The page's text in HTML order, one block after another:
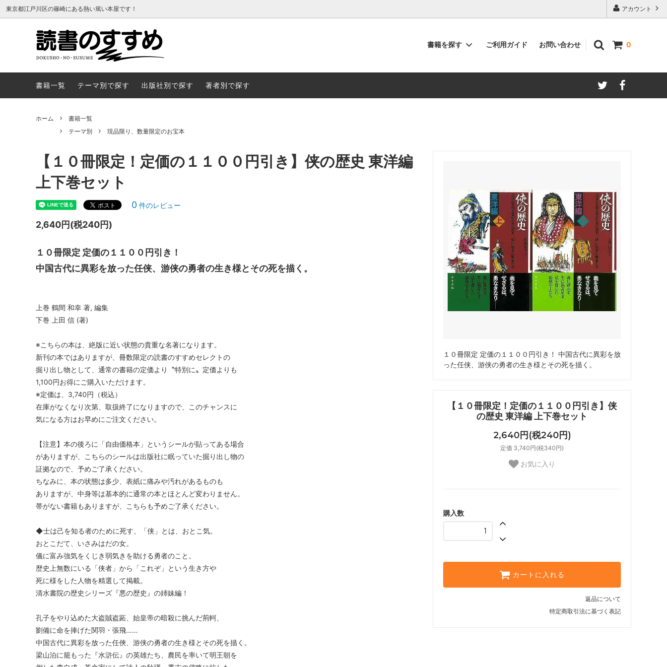
アカウント
東京都江戸川区の篠崎にある熱い篤い本屋です！
0
書籍を探す ご利用ガイド お問い合わせ
書籍一覧 テーマ別で探す 出版社別で探す 著者別で探す
ホーム
書籍一覧
テーマ別
現品限り、数量限定のお宝本
１０冊限定 定価の１１００円引き！ 中国古代に異彩を放
った任侠、游侠の勇者の生き様とその死を描く。
【１０冊限定！定価の１１００円引き】侠
の歴史 東洋編 上下巻セット
2,640円(税240円)
定価 3,740円(税340円)
お気に入り
購入数
カートに入れる
返品について
特定商取引法に基づく表記
【１０冊限定！定価の１１００円引き】侠の歴史 東洋編
上下巻セット
0 件のレビュー
2,640円(税240円)
１０冊限定 定価の１１００円引き！
中国古代に異彩を放った任侠、游侠の勇者の生き様とその死を描く。
上巻 鶴間 和幸 著, 編集
下巻 上田 信 (著)
※こちらの本は、絶版に近い状態の貴重な名著になります。
新刊の本ではありますが、冊数限定の読書のすすめセレクトの
掘り出し物として、通常の書籍の定価より〝特別に〟定価よりも
1,100円お得にご購入いただけます。
※定価は、3,740円（税込）
在庫がなくなり次第、取扱終了になりますので、このチャンスに
気になる方はお早めにご注文ください。
【注意】本の後ろに「自由価格本」というシールが貼ってある場合
がありますが、こちらのシールは出版社に眠っていた掘り出し物の
証拠なので、予めご了承ください。
ちなみに、本の状態は多少、表紙に痛みや汚れがあるものも
ありますが、中身等は基本的に通常の本とほとんど変わりません。
帯がない書籍もありますが、こちらも予めご了承ください。
◆士は己を知る者のために死す、「侠」とは、おとこ気。
おとこだて、いさみはだの女。
儀に富み強気をくじき弱気きを助ける勇者のこと。
歴史上無数にいる「侠者」から「これぞ」という生き方や
死に様をした人物を精選して掲載。
清水書院の歴史シリーズ『悪の歴史』の姉妹編！
孔子をやり込めた大盗賊盗跖、始皇帝の暗殺に挑んだ荊軻、
劉備に命を捧げた関羽・張飛……
中国古代に異彩を放った任俠、游侠の勇者の生き様とその死を描く。
梁山泊に籠もった『水滸伝』の英雄たち、農民を率いて明王朝を